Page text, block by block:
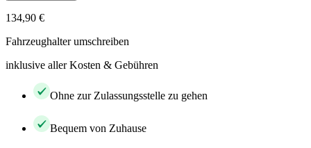
134,90 €
Fahrzeughalter umschreiben
inklusive aller Kosten & Gebühren
Ohne zur Zulassungsstelle zu gehen
Bequem von Zuhause